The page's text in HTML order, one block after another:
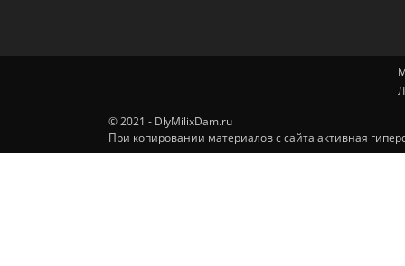
© 2021 - DlyMilixDam.ru
При копировании материалов с сайта активная